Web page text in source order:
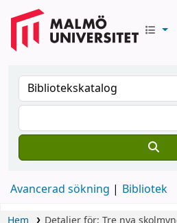
Avancerad sökning Bibliotek